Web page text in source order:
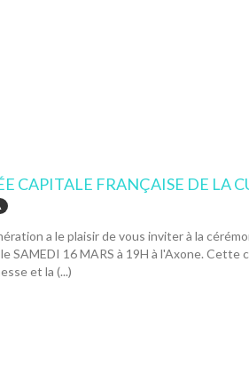
CAPITALE FRANÇAISE DE LA
a le plaisir de vous inviter à la
SAMEDI 16 MARS à 19H à l'Axone. Cette
et la (...)